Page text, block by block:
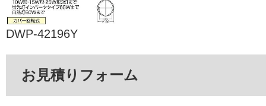
DWP-42196Y
お見積りフォーム